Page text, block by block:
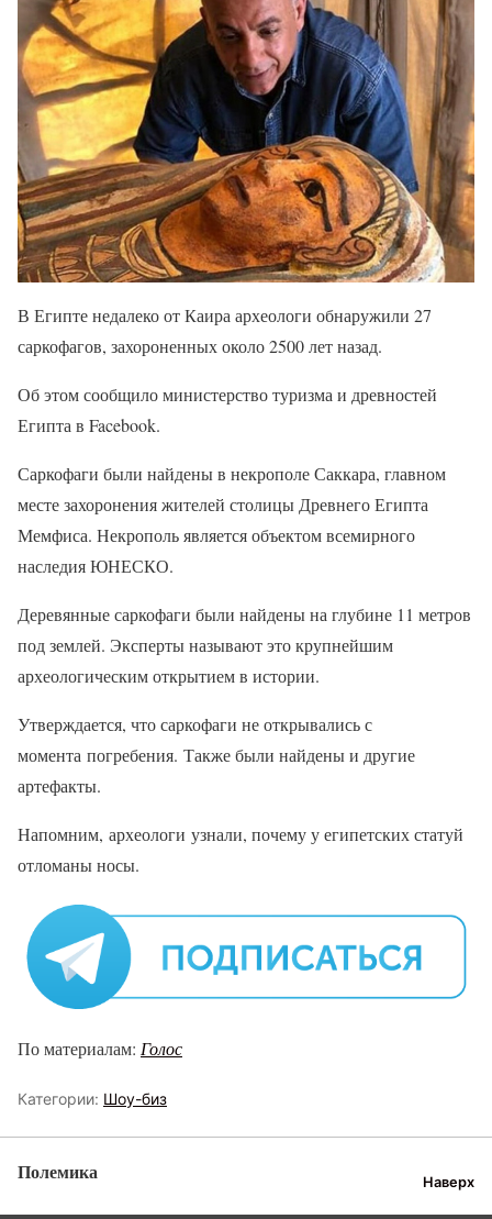
В Египте недалеко от Каира археологи обнаружили 27
саркофагов, захороненных около 2500 лет назад.
Об этом сообщило министерство туризма и древностей
Египта в Facebook.
Саркофаги были найдены в некрополе Саккара, главном
месте захоронения жителей столицы Древнего Египта
Мемфиса. Некрополь является объектом всемирного
наследия ЮНЕСКО.
Деревянные саркофаги были найдены на глубине 11 метров
под землей. Эксперты называют это крупнейшим
археологическим открытием в истории.
Утверждается, что саркофаги не открывались с
момента погребения. Также были найдены и другие
артефакты.
Напомним, археологи узнали, почему у египетских статуй
отломаны носы.
По материалам: Голос
Категории: Шоу-биз
Полемика Наверх